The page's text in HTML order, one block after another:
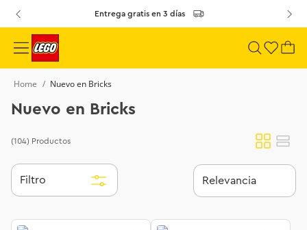
Entrega gratis en 3 días
Nuevo en Bricks
Nuevo en Bricks
(104) Productos
Filtro Relevancia